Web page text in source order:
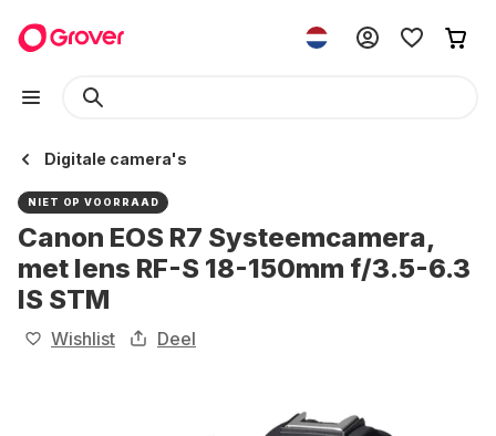
Digitale camera's
NIET OP VOORRAAD
Canon EOS R7 Systeemcamera,
met lens RF-S 18-150mm f/3.5-6.3
IS STM
Wishlist Deel